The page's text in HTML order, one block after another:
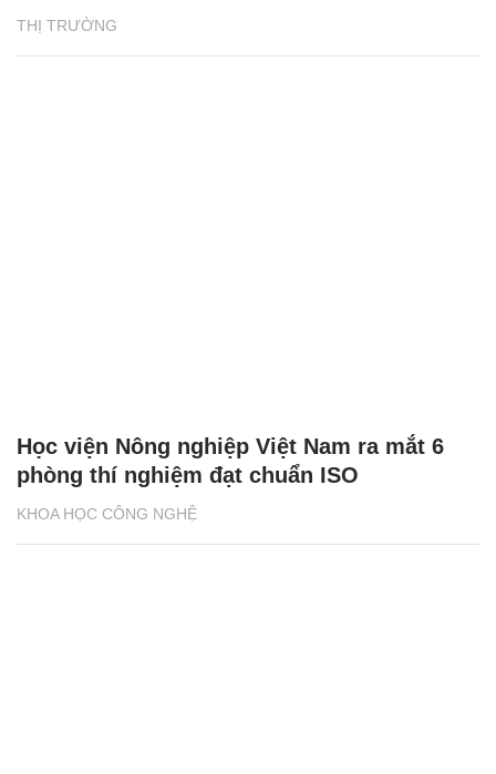
THỊ TRƯỜNG
KHOA HỌC CÔNG NGHỆ
Học viện Nông nghiệp Việt Nam ra mắt 6
phòng thí nghiệm đạt chuẩn ISO